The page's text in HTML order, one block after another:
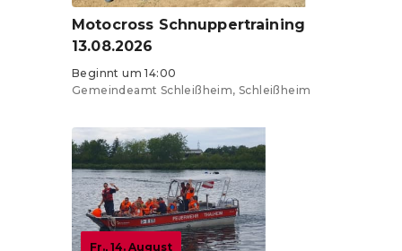
Motocross Schnuppertraining
13.08.2026
Beginnt um 14:00
Gemeindeamt Schleißheim, Schleißheim
Fr., 14. August